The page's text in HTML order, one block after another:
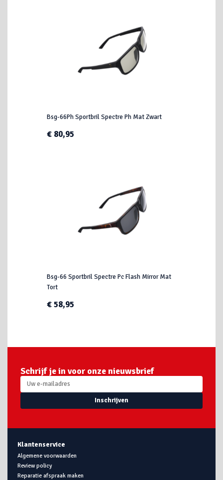
Bsg-66Ph Sportbril Spectre Ph Mat Zwart
€ 80,95
Bsg-66 Sportbril Spectre Pc Flash Mirror Mat
Tort
€ 58,95
Schrijf je in voor onze nieuwsbrief
Inschrijven
Klantenservice
Algemene voorwaarden
Review policy
Reparatie afspraak maken